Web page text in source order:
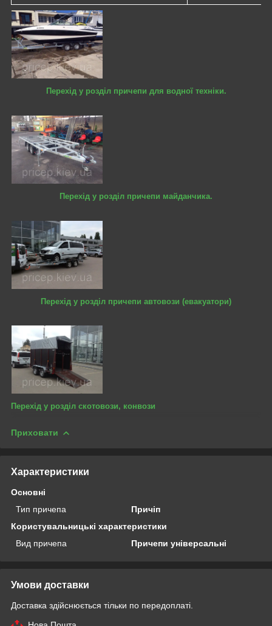
Перехід у розділ причепи для водної техніки.
Перехід у розділ причепи майданчика.
Перехід у розділ причепи автовози (евакуатори)
Перехід у розділ скотовози, конвози
Приховати
Характеристики
Основні
Тип причепа
Причіп
Користувальницькі характеристики
Вид причепа
Причепи універсальні
Умови доставки
Доставка здійснюється тільки по передоплаті.